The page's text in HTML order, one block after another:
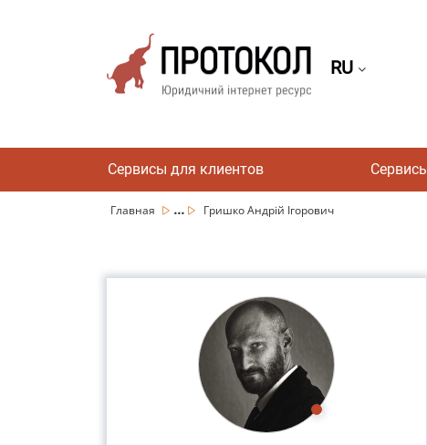
RU
Сервисы для клиентов
Главная ... Гришко Андрій Ігорович